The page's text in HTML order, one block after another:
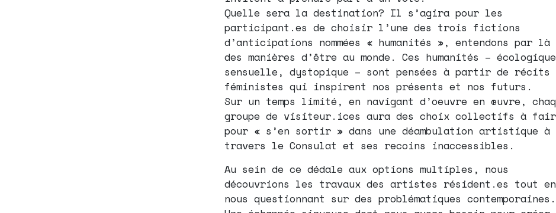
Quelle sera la destination? Il s’agira pour les
participant.es de choisir l’une des trois fictions
d’anticipations nommées « humanités », entendons par là
des manières d’être au monde. Ces humanités –
sensuelle, dystopique – sont pensées à partir de récits
féministes qui inspirent nos présents et nos futurs.
Sur un temps limité, en navigant d’oeuvre en œuvre,
groupe de visiteur.ices aura des choix collectifs à
pour « s’en sortir » dans une déambulation artistique à
travers le Consulat et ses recoins inaccessibles.
Au sein de ce dédale aux options multiples, nous
découvrions les travaux des artistes résident.es tout en
nous questionnant sur des problématiques contemporaines.